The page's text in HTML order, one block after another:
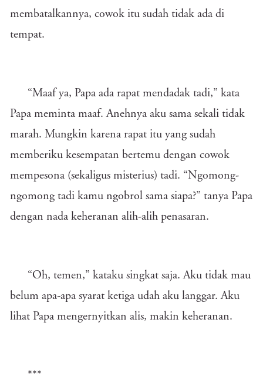
membatalkannya, cowok itu sudah tidak ada di
tempat.
“Maaf ya, Papa ada rapat mendadak tadi,” kata
Papa meminta maaf. Anehnya aku sama sekali tidak
marah. Mungkin karena rapat itu yang sudah
memberiku kesempatan bertemu dengan cowok
mempesona (sekaligus misterius) tadi. “Ngomong-
ngomong tadi kamu ngobrol sama siapa?” tanya Papa
dengan nada keheranan alih-alih penasaran.
“Oh, temen,” kataku singkat saja. Aku tidak mau
belum apa-apa syarat ketiga udah aku langgar. Aku
lihat Papa mengernyitkan alis, makin keheranan.
***